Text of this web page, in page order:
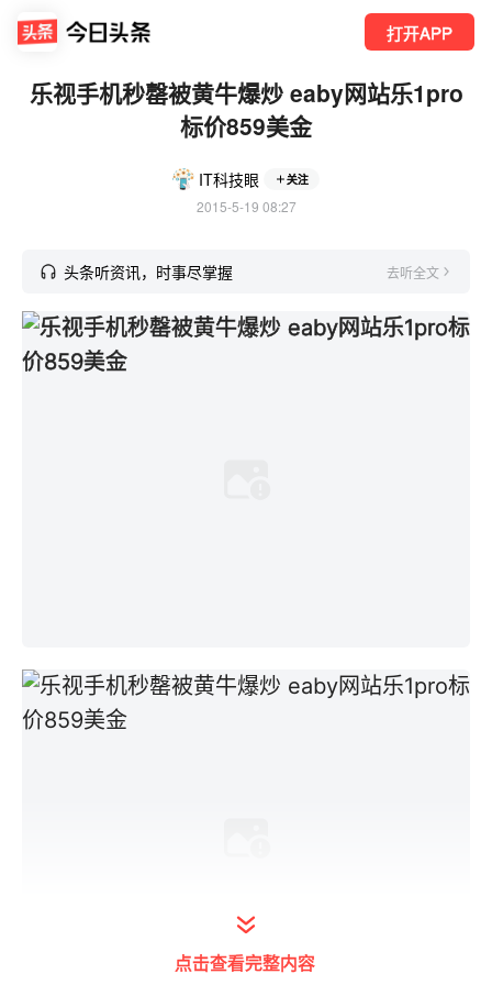
打开APP
乐视手机秒罄被黄牛爆炒 eaby网站乐1pro
标价859美金
IT科技眼 关注
2015-5-19 08:27
头条听资讯，时事尽掌握 去听全文
点击查看完整内容